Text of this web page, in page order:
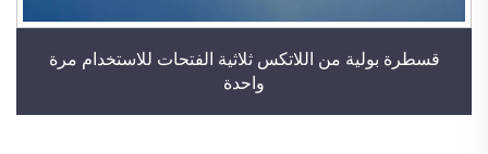
قسطرة بولية من اللاتكس ثلاثية الفتحات للاستخدام مرة
واحدة